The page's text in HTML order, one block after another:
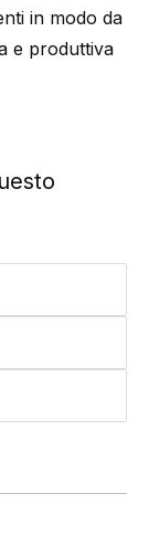
in modo da
e produttiva